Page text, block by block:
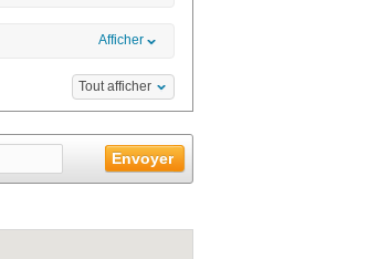
Afficher
Tout afficher